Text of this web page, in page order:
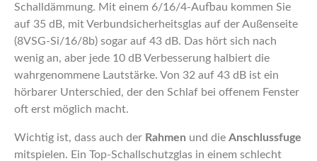
Schalldämmung. Mit einem 6/16/4-Aufbau kommen Sie
auf 35 dB, mit Verbundsicherheitsglas auf der Außenseite
(8VSG-Si/16/8b) sogar auf 43 dB. Das hört sich nach
wenig an, aber jede 10 dB Verbesserung halbiert die
wahrgenommene Lautstärke. Von 32 auf 43 dB ist ein
hörbarer Unterschied, der den Schlaf bei offenem Fenster
oft erst möglich macht.
Wichtig ist, dass auch der Rahmen und die Anschlussfuge
mitspielen. Ein Top-Schallschutzglas in einem schlecht